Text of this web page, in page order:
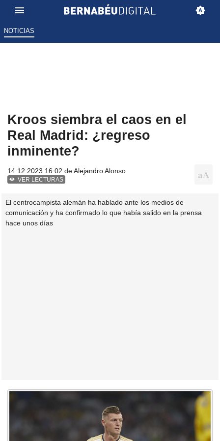
NOTICIAS
Kroos siembra el caos en el
Real Madrid: ¿regreso
inminente?
14.12.2023 16:02 deAlejandro Alonso
VER LECTURAS
El centrocampista alemán ha hablado ante los medios de
comunicación y ha confirmado lo que había salido en la prensa
hace unos días